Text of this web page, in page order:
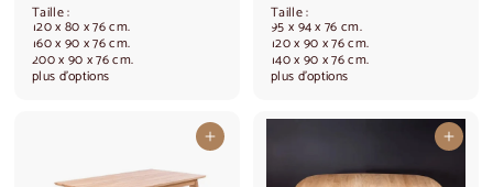
r
t
i
r
Taille :
120 x 80 x 76 cm.
160 x 90 x 76 cm.
200 x 90 x 76 cm.
plus d'options
r
t
i
r
e
Taille :
95 x 94 x 76 cm.
120 x 90 x 76 cm.
140 x 90 x 76 cm.
plus d'options
Ajouter au panier Ajouter au panier